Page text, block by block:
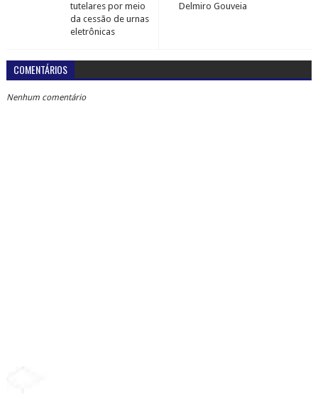
Delmiro Gouveia
tutelares por meio
da cessão de urnas
eletrônicas
COMENTÁRIOS
Nenhum comentário